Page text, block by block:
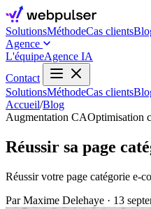
SolutionsMéthodeCas clients
Agence
L'équipeAgence IA
Contact
SolutionsMéthodeCas clients
Accueil/Blog
Augmentation CAOptimisation
Réussir sa page
Réussir votre page catégorie e-
Par Maxime Delehaye · 13